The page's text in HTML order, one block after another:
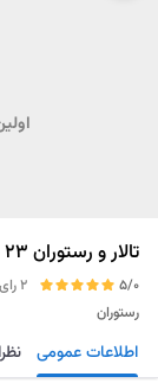
تالار و رستوران 23 دی
5/0
2 رای
رستوران
مسیریابی
اطلاعات عمومی